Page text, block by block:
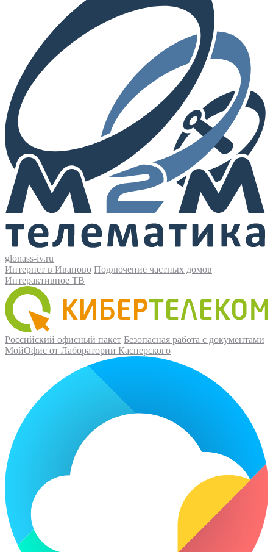
glonass-iv.ru
Интернет в Иваново Подлючение частных домов
Интерактивное ТВ
Российский офисный пакет Безопасная работа с документами
МойОфис от Лаборатории Касперского